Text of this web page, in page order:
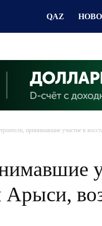
QAZ
принимавшие участие в
Арыси,